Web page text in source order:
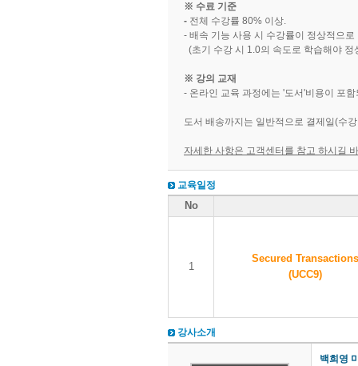
※ 수료 기준
- 전체 수강률 80% 이상.
- 배속 기능 사용 시 수강률이 정상적으
(초기 수강 시 1.0의 속도로 학습해야
※ 강의 교재
- 온라인 교육 과정에는 '도서'비용이 포
도서 배송까지는 일반적으로 결제일(수
자세한 사항은 고객센터를 참고 하시길
교육일정
No
1
Secured Transactions
(UCC9)
강사소개
백희영